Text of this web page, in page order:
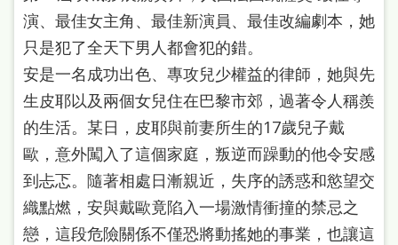
演、最佳女主角、最佳新演員、最佳改編劇本，她
只是犯了全天下男人都會犯的錯。
安是一名成功出色、專攻兒少權益的律師，她與先
生皮耶以及兩個女兒住在巴黎市郊，過著令人稱羨
的生活。某日，皮耶與前妻所生的17歲兒子戴
歐，意外闖入了這個家庭，叛逆而躁動的他令安感
到忐忑。隨著相處日漸親近，失序的誘惑和慾望交
織點燃，安與戴歐竟陷入一場激情衝撞的禁忌之
戀，這段危險關係不僅恐將動搖她的事業，也讓這